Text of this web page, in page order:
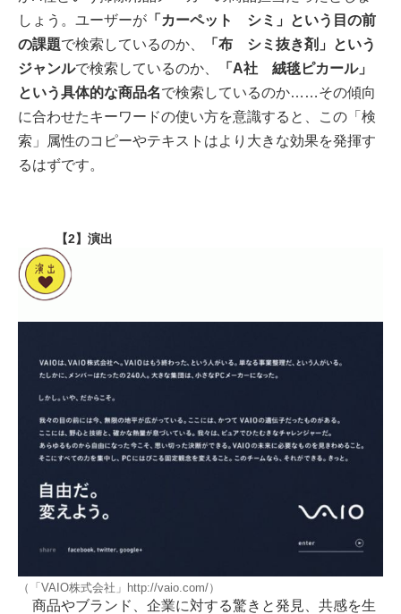
しょう。ユーザーが 「カーペット シミ」という目の前
の課題で検索しているのか、
「布 シミ抜き剤」という
ジャンルで検索しているのか、
「A社 絨毯ピカール」
という具体的な商品名で検索しているのか……その傾向
に合わせたキーワードの使い方を意識すると、この「検
索」属性のコピーやテキストはより大きな効果を発揮す
るはずです。
【2】演出
（「VAIO株式会社」http://vaio.com/）
商品やブランド、企業に対する驚きと発見、共感を生